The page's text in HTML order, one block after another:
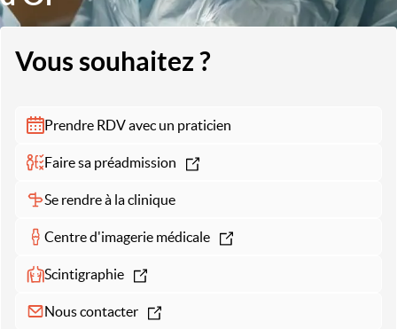
Vous souhaitez ?
Prendre RDV avec un praticien
Faire sa préadmission
Se rendre à la clinique
Centre d'imagerie médicale
Scintigraphie
Nous contacter